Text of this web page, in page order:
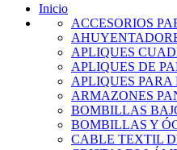
Inicio
ACCESORIOS
APLIQUES
APLIQUES DE
APLIQUES PARA
ARMAZONES
BOMBILLAS
BOMBILLAS Y
CABLE TEXTIL